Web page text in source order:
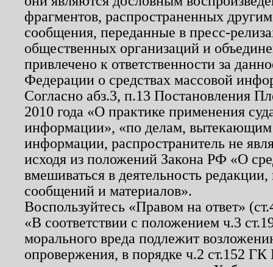
фрагментов, распространенных
сообщения, переданные в пресс-
общественных организаций и
привлечено к ответственности за
Федерации о средствах массовой
Согласно абз.3, п.13 Постановления
2010 года «О практике применения
информации», «по делам, вытекающим
информации, распространитель не
исходя из положений Закона РФ «О
вмешиваться в деятельность
сообщений и материалов».
Воспользуйтесь «Правом на ответ»
«В соответствии с положением ч.3
морального вреда подлежит
опровержения, в порядке ч.2 ст.152